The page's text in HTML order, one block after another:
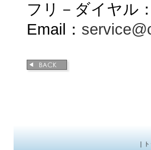
フリ－ダイヤル
Email：